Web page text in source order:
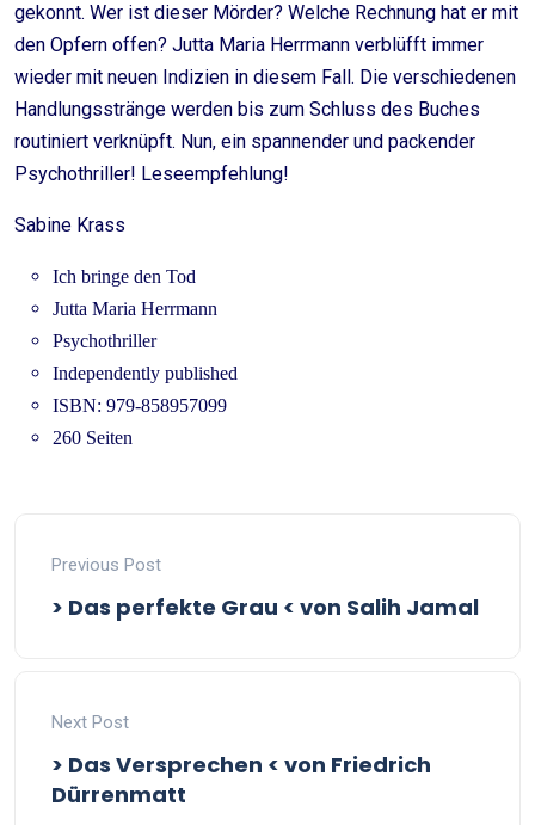
gekonnt. Wer ist dieser Mörder? Welche Rechnung hat er mit
den Opfern offen? Jutta Maria Herrmann verblüfft immer
wieder mit neuen Indizien in diesem Fall. Die verschiedenen
Handlungsstränge werden bis zum Schluss des Buches
routiniert verknüpft. Nun, ein spannender und packender
Psychothriller! Leseempfehlung!
Sabine Krass
Ich bringe den Tod
Jutta Maria Herrmann
Psychothriller
Independently published
ISBN: 979-858957099
260 Seiten
Previous Post
> Das perfekte Grau < von Salih Jamal
Next Post
> Das Versprechen < von Friedrich
Dürrenmatt